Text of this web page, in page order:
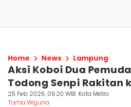
Home News Lampung
Aksi Koboi Dua
Todong Senpi Rakitan
25 Feb 2026, 09:20 WIB Kota Metro
Tama Wiguna